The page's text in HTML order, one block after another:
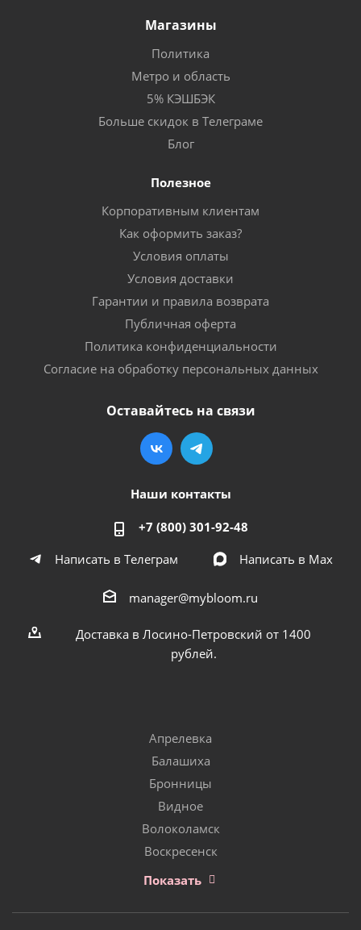
Магазины
Политика
Метро и область
5% КЭШБЭК
Больше скидок в Телеграме
Блог
Полезное
Корпоративным клиентам
Как оформить заказ?
Условия оплаты
Условия доставки
Гарантии и правила возврата
Публичная оферта
Политика конфиденциальности
Согласие на обработку персональных данных
Оставайтесь на связи
Наши контакты
+7 (800) 301-92-48
Написать в Телеграм
Написать в Мах
manager@mybloom.ru
Доставка в Лосино-Петровский от 1400
рублей.
Апрелевка
Балашиха
Бронницы
Видное
Волоколамск
Воскресенск
Показать